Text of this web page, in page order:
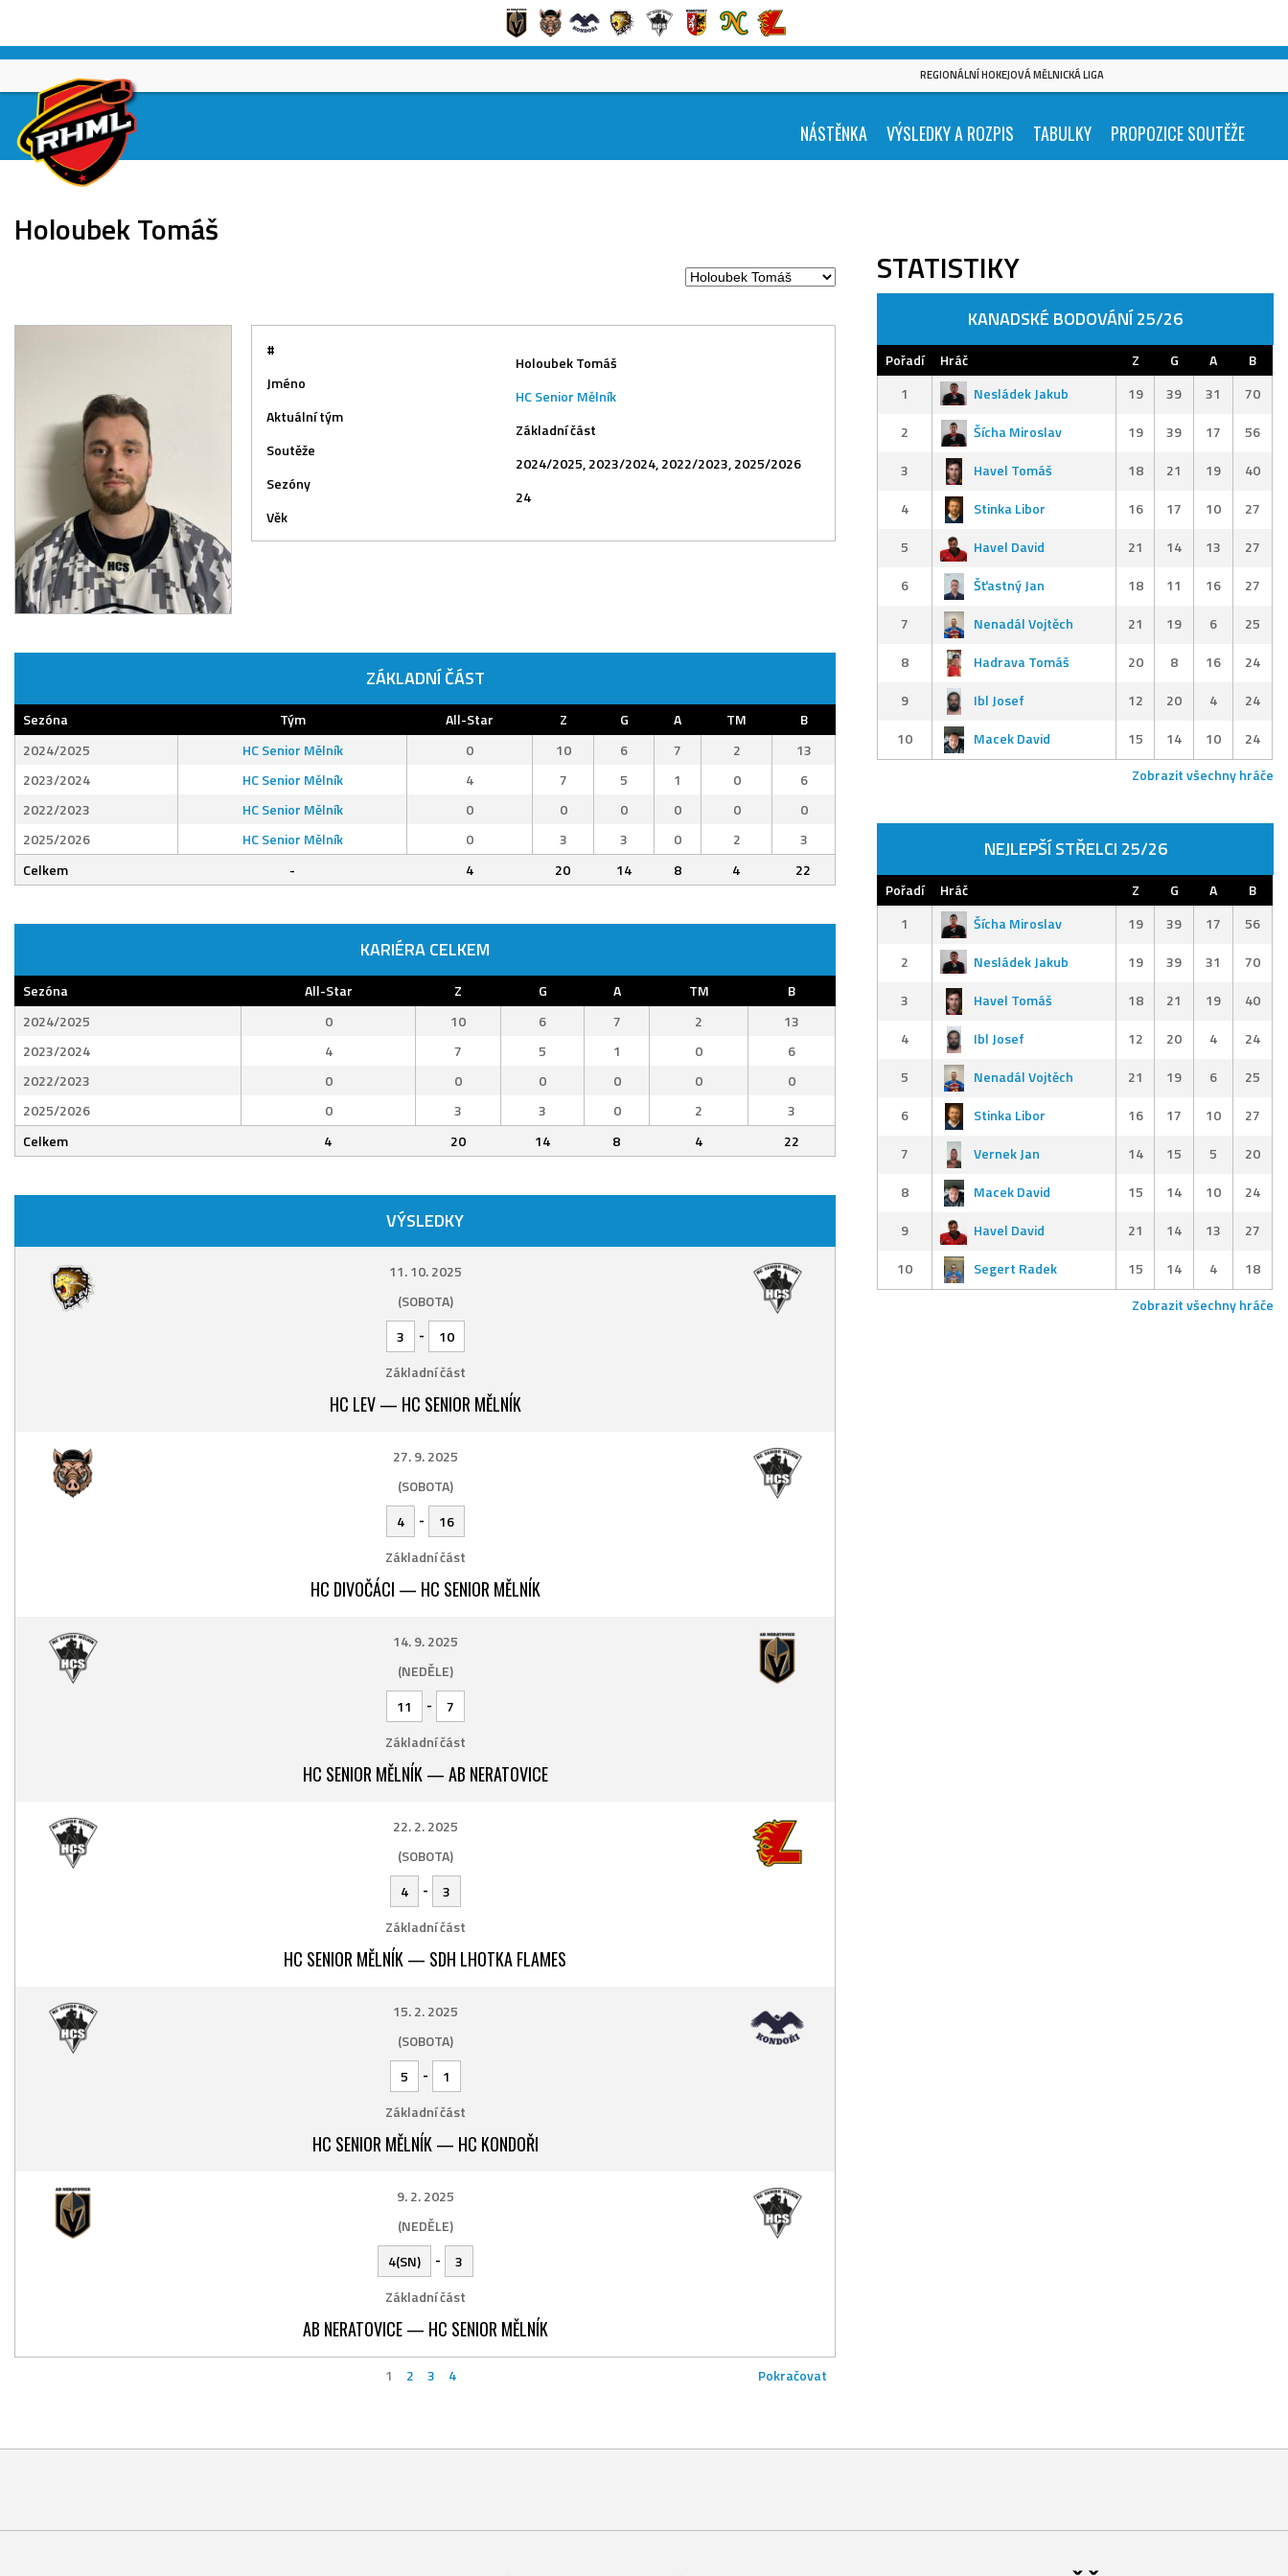
Skip
content
REGIONÁLNÍ HOKEJOVÁ MĚLNICKÁ LIGA
NÁSTĚNKA VÝSLEDKY A ROZPIS TABULKY PROPOZICE SOUTĚŽE
Holoubek Tomáš
#
Jméno
Holoubek Tomáš
Aktuální tým
HC Senior Mělník
Soutěže
Základní část
Sezóny
2024/2025, 2023/2024, 2022/2023, 2025/2026
Věk
24
ZÁKLADNÍ ČÁST
Sezóna Tým All-Star Z G A TM
B
2024/2025
HC Senior Mělník 0 10 6 7 2
13
2023/2024
HC Senior Mělník 4 7 5 1 0
6
2022/2023
HC Senior Mělník 0 0 0 0 0
0
2025/2026
HC Senior Mělník 0 3 3 0 2
3
Celkem
- 4 20 14 8 4 22
KARIÉRA CELKEM
Sezóna All-Star Z G A TM
B
2024/2025
0 10 6 7 2
13
2023/2024
4 7 5 1 0
6
2022/2023
0 0 0 0 0
0
2025/2026
0 3 3 0 2
3
Celkem
4 20 14 8 4 22
VÝSLEDKY
11. 10. 2025
(SOBOTA)
3
-
10
Základní část
HC LEV — HC SENIOR MĚLNÍK
27. 9. 2025
(SOBOTA)
4
-
16
Základní část
HC DIVOČÁCI — HC SENIOR MĚLNÍK
14. 9. 2025
(NEDĚLE)
11
-
7
Základní část
HC SENIOR MĚLNÍK — AB NERATOVICE
22. 2. 2025
(SOBOTA)
4
-
3
Základní část
HC SENIOR MĚLNÍK — SDH LHOTKA FLAMES
15. 2. 2025
(SOBOTA)
5
-
1
Základní část
HC SENIOR MĚLNÍK — HC KONDOŘI
9. 2. 2025
(NEDĚLE)
4(SN)
-
3
Základní část
AB NERATOVICE — HC SENIOR MĚLNÍK
1 2 3 4 Pokračovat
STATISTIKY
KANADSKÉ BODOVÁNÍ 25/26
Pořadí Hráč Z G A
B
1
Nesládek Jakub 19 39 31
70
2
Šícha Miroslav 19 39 17
56
3
Havel Tomáš 18 21 19
40
4
Stinka Libor 16 17 10
27
5
Havel David 21 14 13
27
6
Šťastný Jan 18 11 16
27
7
Nenadál Vojtěch 21 19 6
25
8
Hadrava Tomáš 20 8 16
24
9
Ibl Josef 12 20 4
24
10
Macek David 15 14 10
24
Zobrazit všechny hráče
NEJLEPŠÍ STŘELCI 25/26
Pořadí Hráč Z G A
B
1
Šícha Miroslav 19 39 17
56
2
Nesládek Jakub 19 39 31
70
3
Havel Tomáš 18 21 19
40
4
Ibl Josef 12 20 4
24
5
Nenadál Vojtěch 21 19 6
25
6
Stinka Libor 16 17 10
27
7
Vernek Jan 14 15 5
20
8
Macek David 15 14 10
24
9
Havel David 21 14 13
27
10
Segert Radek 15 14 4
18
Zobrazit všechny hráče